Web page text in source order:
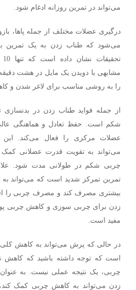
می‌تواند در تمرین روزانه ادغام شود.
درگیری عضلات مختلف از جمله پاها،
می‌شود که طناب زدن به یک تمرین
مشابهی با دویدن یک مایل در هشت
را به روشی مناسب برای لاغر شدن و
از جمله فواید طناب زدن در بدنسازی
شکم است. حفظ تعادل و هماهنگی
عضلات مرکزی را فعال می‌کند. این
می‌تواند به تقویت قدرت عضلانی کمک
چربی شکم در طولانی مدت شود.
تمرین تمرکز شدید است که می‌تواند
بیشتری مصرف کند و مصرف چربی را
زدن برای چربی سوزی و کاهش چربی
مفید است
در حالی که پرش می‌تواند به کاهش
است که توجه داشته باشید که کاهش
چربی، یک نتیجه عملی نیست. به
زدن می‌تواند به کاهش چربی کمک